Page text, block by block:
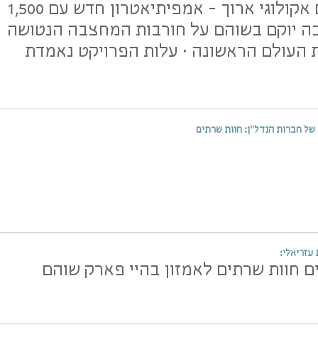
לאחר שיקום אקולוגי ארוך - אמפיתיאטרון חדש עם 1,500
יוקם בשוהם על חורבות המחצבה הנטושה
העולם הראשונה • עלות הפרויקט נאמדת
חברות הנדל"ן: חוות שרתים
חוות שרתים לאמזון בהיי פארק שוהם